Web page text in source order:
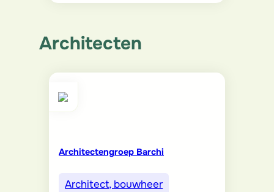
Architecten
Architectengroep Barchi
Architect, bouwheer